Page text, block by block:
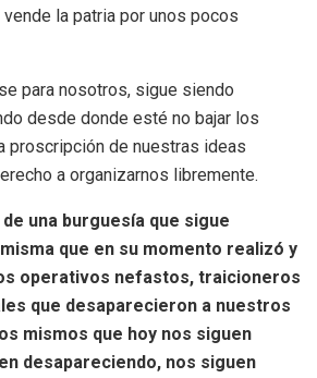
la patria por unos pocos
para nosotros, sigue siendo
desde donde esté no bajar los
proscripción de nuestras ideas
a organizarnos libremente.
una burguesía que sigue
que en su momento realizó y
operativos nefastos, traicioneros
que desaparecieron a nuestros
mismos que hoy nos siguen
desapareciendo, nos siguen